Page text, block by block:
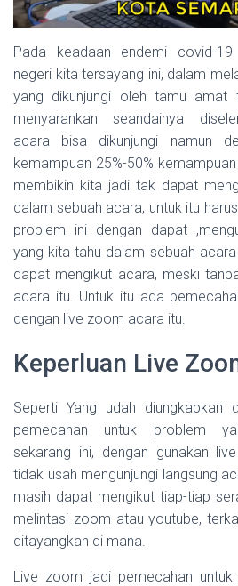
Pada keadaan endemi covid-
negeri kita tersayang ini, dalam
yang dikunjungi oleh tamu amat
menyarankan seandainya
acara bisa dikunjungi namun
kemampuan 25%-50%
membikin kita jadi tak dapat
dalam sebuah acara, untuk itu
problem ini dengan dapat
yang kita tahu dalam sebuah
dapat mengikut acara, meski
acara itu. Untuk itu ada
dengan live zoom acara itu.
Keperluan Live
Seperti Yang udah
pemecahan untuk problem
sekarang ini, dengan gunakan
tidak usah mengunjungi langsung
masih dapat mengikut tiap-tiap
melintasi zoom atau youtube,
ditayangkan di mana.
Live zoom jadi pemecahan